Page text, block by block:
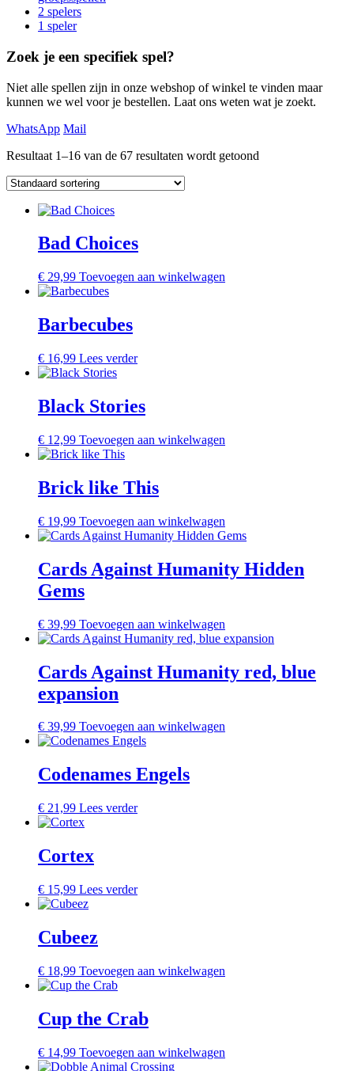
2 spelers
1 speler
Zoek je een specifiek spel?
Niet alle spellen zijn in onze webshop of winkel te vinden maar
kunnen we wel voor je bestellen. Laat ons weten wat je zoekt.
WhatsApp Mail
Resultaat 1–16 van de 67 resultaten wordt getoond
Bad Choices
€ 29,99 Toevoegen aan winkelwagen
Barbecubes
€ 16,99 Lees verder
Black Stories
€ 12,99 Toevoegen aan winkelwagen
Brick like This
€ 19,99 Toevoegen aan winkelwagen
Cards Against Humanity Hidden
Gems
€ 39,99 Toevoegen aan winkelwagen
Cards Against Humanity red, blue
expansion
€ 39,99 Toevoegen aan winkelwagen
Codenames Engels
€ 21,99 Lees verder
Cortex
€ 15,99 Lees verder
Cubeez
€ 18,99 Toevoegen aan winkelwagen
Cup the Crab
€ 14,99 Toevoegen aan winkelwagen